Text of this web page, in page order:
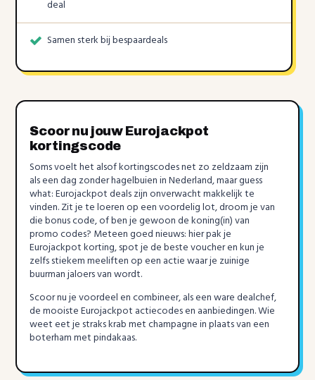
deal
Samen sterk bij bespaardeals
Scoor nu jouw Eurojackpot
kortingscode
Soms voelt het alsof kortingscodes net zo zeldzaam zijn
als een dag zonder hagelbuien in Nederland, maar guess
what: Eurojackpot deals zijn onverwacht makkelijk te
vinden. Zit je te loeren op een voordelig lot, droom je van
die bonus code, of ben je gewoon de koning(in) van
promo codes? Meteen goed nieuws: hier pak je
Eurojackpot korting, spot je de beste voucher en kun je
zelfs stiekem meeliften op een actie waar je zuinige
buurman jaloers van wordt.
Scoor nu je voordeel en combineer, als een ware dealchef,
de mooiste Eurojackpot actiecodes en aanbiedingen. Wie
weet eet je straks krab met champagne in plaats van een
boterham met pindakaas.